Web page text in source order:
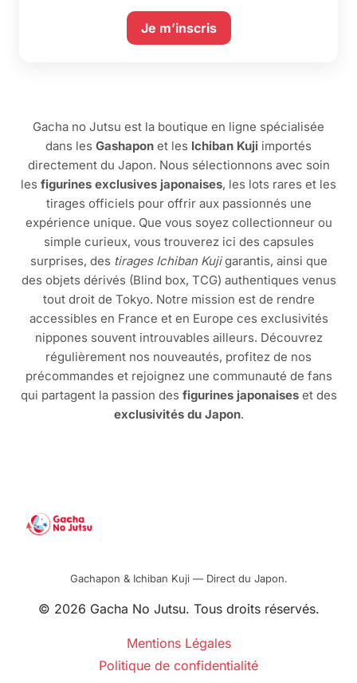
Je m’inscris
Gacha no Jutsu est la boutique en ligne spécialisée
dans les Gashapon et les Ichiban Kuji importés
directement du Japon. Nous sélectionnons avec soin
les figurines exclusives japonaises, les lots rares et les
tirages officiels pour offrir aux passionnés une
expérience unique. Que vous soyez collectionneur ou
simple curieux, vous trouverez ici des capsules
surprises, des tirages Ichiban Kujigarantis, ainsi que
des objets dérivés (Blind box, TCG) authentiques venus
tout droit de Tokyo. Notre mission est de rendre
accessibles en France et en Europe ces exclusivités
nippones souvent introuvables ailleurs. Découvrez
régulièrement nos nouveautés, profitez de nos
précommandes et rejoignez une communauté de fans
qui partagent la passion des figurines japonaiseset des
exclusivités du Japon.
Gachapon & Ichiban Kuji — Direct du Japon.
© 2026 Gacha No Jutsu. Tous droits réservés.
Mentions Légales
Politique de confidentialité